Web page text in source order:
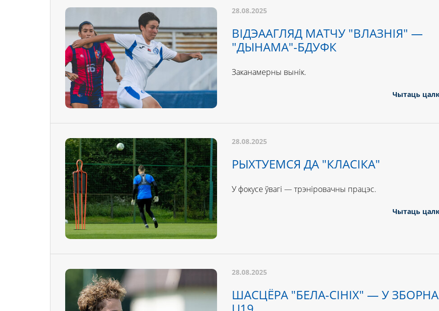
28.08.2025
ВІДЭААГЛЯД МАТЧУ "ВЛАЗНІЯ" —
"ДЫНАМА"-БДУФК
Заканамерны вынік.
Чытаць
28.08.2025
РЫХТУЕМСЯ ДА "КЛАСІКА"
У фокусе ўвагі — трэніровачны працэс.
Чытаць
28.08.2025
ШАСЦЁРА "БЕЛА-СІНІХ" — У